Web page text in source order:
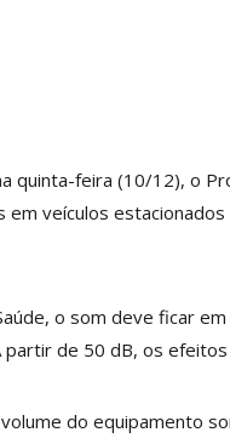
quinta-feira (10/12), o
veículos
o som deve ficar
de 50 dB, os
do equipamento